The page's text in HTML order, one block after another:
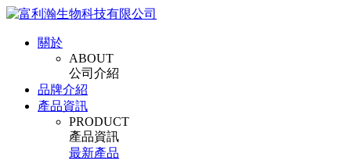
關於
ABOUT
公司介紹
品牌介紹
產品資訊
PRODUCT
產品資訊
最新產品